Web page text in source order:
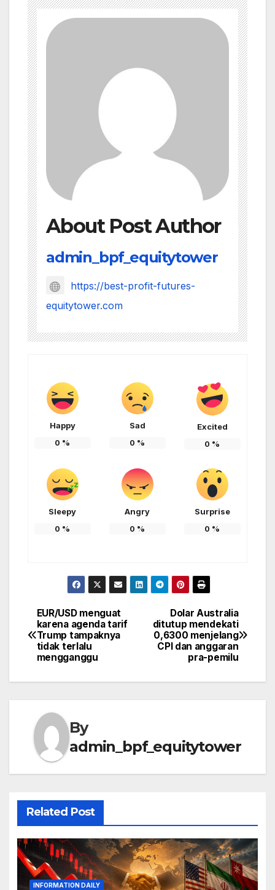
About Post Author
admin_bpf_equitytower
https://best-profit-futures-
equitytower.com
Happy
0 %
Sad
0 %
Excited
0 %
Sleepy
0 %
Angry
0 %
Surprise
0 %
Post
navigation
Dolar Australia
ditutup mendekati
0,6300 menjelang
CPI dan anggaran
pra-pemilu
EUR/USD menguat
karena agenda tarif
Trump tampaknya
tidak terlalu
mengganggu
By
admin_bpf_equitytower
Related Post
INFORMATION DAILY